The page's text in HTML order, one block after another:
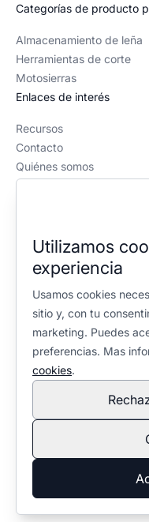
Utilizamos
experiencia
Usamos cookies
sitio y, con tu
marketing. Puedes
preferencias. Mas
cookies.
Categorías de producto
Almacenamiento de leña
Herramientas de corte
Motosierras
Enlaces de interés
Recursos
Contacto
Quiénes somos
Política editorial
Política de privacidad
Política de cookies
Configuración de cookies
En calidad de Afiliado
compras adscritas que
condiciona la selección
política editorial.
© 2026 Ventaleña.